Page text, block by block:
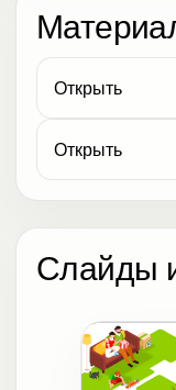
Открыть
Открыть
Слайды